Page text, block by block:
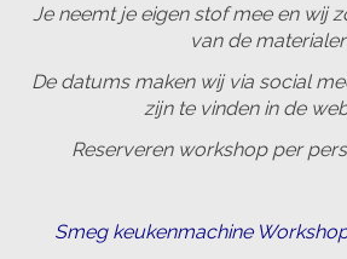
Je neemt je eigen stof mee en wij
van de
De datums maken wij via social
zijn te vinden in de
Reserveren workshop per
Smeg keukenmachine